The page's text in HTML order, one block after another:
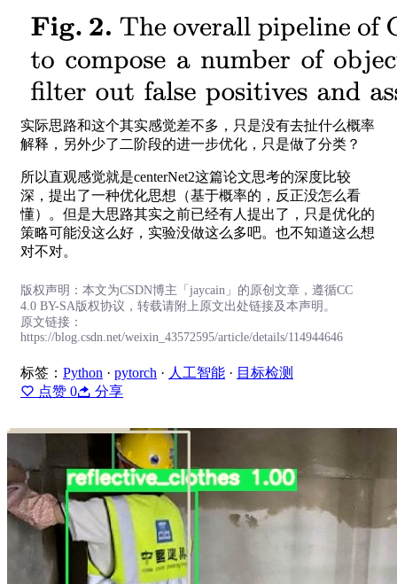
实际思路和这个其实感觉差不多，只是没有去扯什么概率
解释，另外少了二阶段的进一步优化，只是做了分类？
所以直观感觉就是centerNet2这篇论文思考的深度比较
深，提出了一种优化思想（基于概率的，反正没怎么看
懂）。但是大思路其实之前已经有人提出了，只是优化的
策略可能没这么好，实验没做这么多吧。也不知道这么想
对不对。
版权声明：本文为CSDN博主「jaycain」的原创文章，遵循CC
4.0 BY-SA版权协议，转载请附上原文出处链接及本声明。
原文链接：
https://blog.csdn.net/weixin_43572595/article/details/114944646
标签： Python · pytorch · 人工智能 · 目标检测
点赞 0 分享